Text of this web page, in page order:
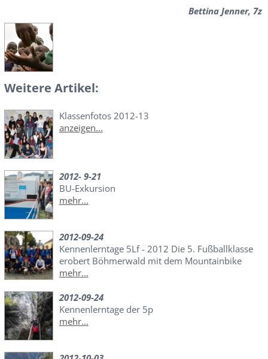
Bettina Jenner, 7z
Weitere Artikel:
Klassenfotos 2012-13
anzeigen...
2012- 9-21
BU-Exkursion
mehr...
2012-09-24
Kennenlerntage 5Lf - 2012 Die 5. Fußballklasse
erobert Böhmerwald mit dem Mountainbike
mehr...
2012-09-24
Kennenlerntage der 5p
mehr...